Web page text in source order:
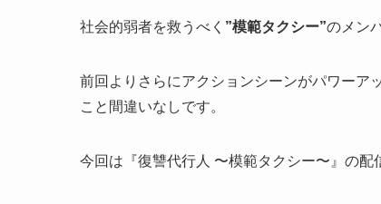
社会的弱者を救うべく ”模範タクシー”のメン
前回よりさらにアクションシーンがパワーア
こと間違いなしです。
今回は『復讐代行人 〜模範タクシー〜』の配